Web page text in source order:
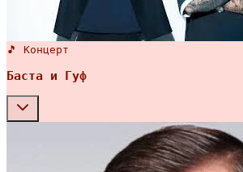
🎵 Концерт
Баста и Гуф